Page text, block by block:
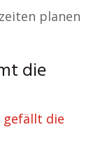
planen
die
gefällt die